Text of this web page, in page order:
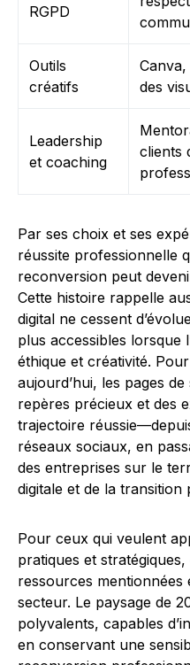
RGPD
Outils
créatifs
des
Leadership
et coaching
clients
Par ses choix et ses
réussite professionnelle
reconversion peut
Cette histoire rappelle
digital ne cessent
plus accessibles lorsque
éthique et créativité.
aujourd’hui, les pages
repères précieux et des
trajectoire
réseaux sociaux, en
des entreprises sur le
digitale et de la transition
Pour ceux qui veulent
pratiques et
ressources mentionnées
secteur. Le paysage de
polyvalents, capables
en conservant une